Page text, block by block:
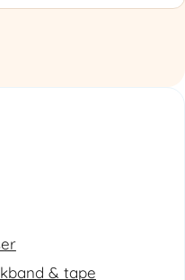
& tape